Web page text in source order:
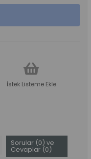
İstek Listeme Ekle
Sorular (0) ve
Cevaplar (0)